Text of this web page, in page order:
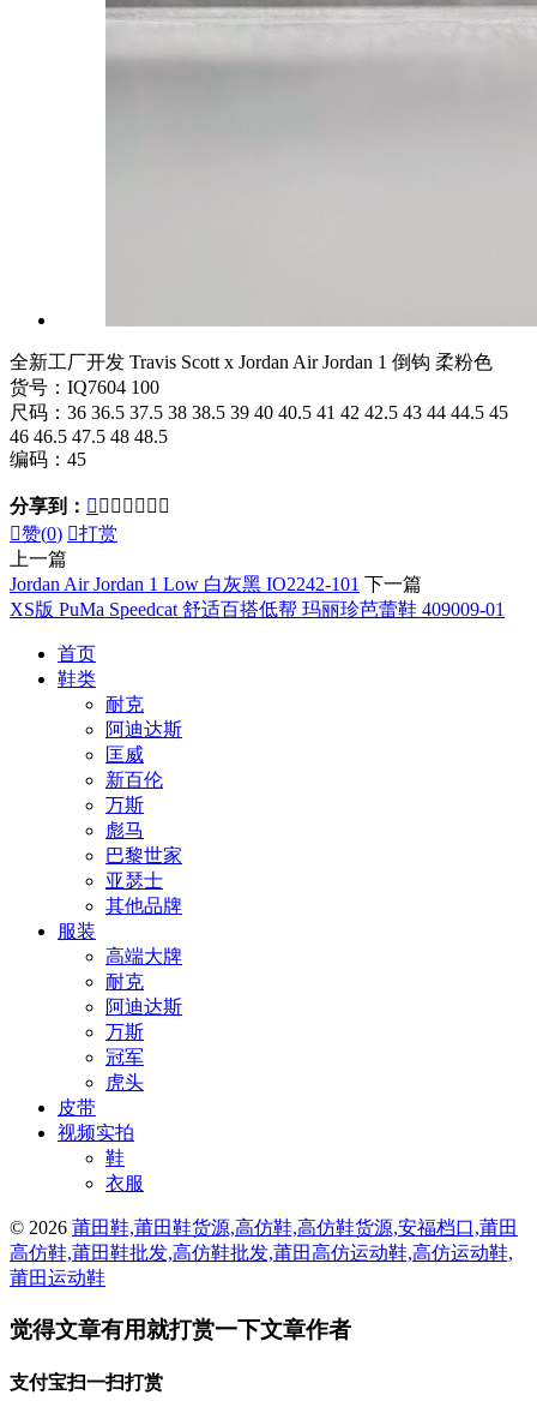
全新工厂开发 Travis Scott x Jordan Air Jordan 1 倒钩 柔粉色
货号：IQ7604 100
尺码：36 36.5 37.5 38 38.5 39 40 40.5 41 42 42.5 43 44 44.5 45
46 46.5 47.5 48 48.5
编码：45
分享到：       
赞(0) 打赏
上一篇
Jordan Air Jordan 1 Low 白灰黑 IO2242-101 下一篇
XS版 PuMa Speedcat 舒适百搭低帮 玛丽珍芭蕾鞋 409009-01
首页
鞋类
耐克
阿迪达斯
匡威
新百伦
万斯
彪马
巴黎世家
亚瑟士
其他品牌
服装
高端大牌
耐克
阿迪达斯
万斯
冠军
虎头
皮带
视频实拍
鞋
衣服
© 2026 莆田鞋,莆田鞋货源,高仿鞋,高仿鞋货源,安福档口,莆田
高仿鞋,莆田鞋批发,高仿鞋批发,莆田高仿运动鞋,高仿运动鞋,
莆田运动鞋
觉得文章有用就打赏一下文章作者
支付宝扫一扫打赏